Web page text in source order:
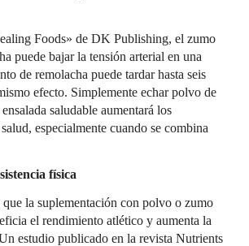
Foods» de DK Publishing, el zumo
puede bajar la tensión arterial en una
de remolacha puede tardar hasta seis
efecto. Simplemente echar polvo de
saludable aumentará los
especialmente cuando se combina
física
que la suplementación con polvo o zumo
el rendimiento atlético y aumenta la
estudio publicado en la revista Nutrients